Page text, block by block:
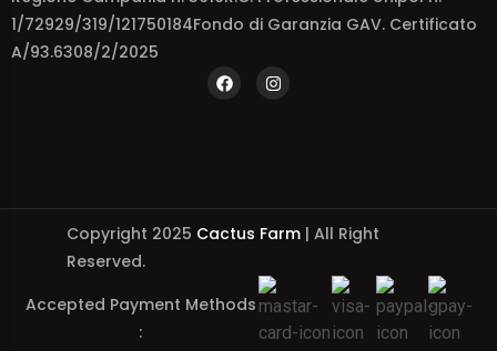
1/72929/319/121750184Fondo di Garanzia GAV. Certificato
A/93.6308/2/2025
Copyright 2025 Cactus Farm| All Right
Reserved.
Accepted Payment Methods
: